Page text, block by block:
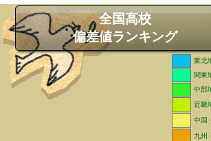
全国高校
偏差値ランキング
東北
関東
中部
近畿
中国
九州